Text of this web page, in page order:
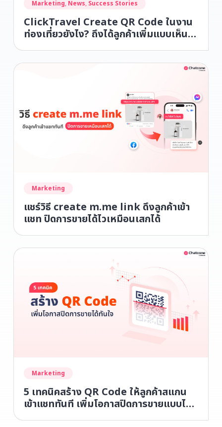
Marketing, News, Success Stories
ClickTravel Create QR Code ในงาน
ท่องเที่ยวยังไง? ถึงได้ลูกค้าเพิ่มแบบเห็น
Marketing
แชร์วิธี create m.me link ดึงลูกค้าเข้า
แชท ปิดการขายได้ไวเหมือนเสกได้
Marketing
5 เทคนิคสร้าง QR Code ให้ลูกค้าสแกน
เข้าแชททันที เพิ่มโอกาสปิดการขายแบบไม่
หลุดมือ